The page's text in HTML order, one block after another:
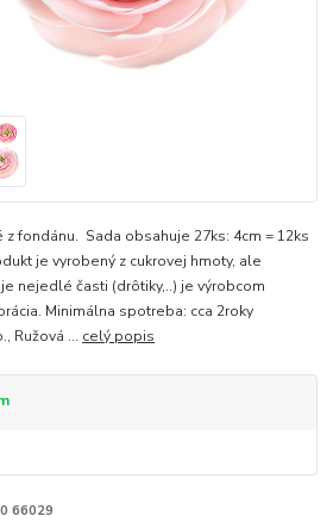
fondánu. Sada obsahuje 27ks: 4cm = 12ks
je vyrobený z cukrovej hmoty, ale
nejedlé časti (drôtiky,..) je výrobcom
Minimálna spotreba: cca 2roky
Ružová ... celý popis
0 66029